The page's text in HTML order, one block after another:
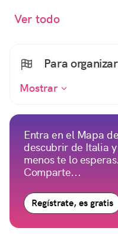
Ver todo
Para
Mostrar
Entra en el Mapa
descubrir de Italia
menos te lo
Comparte...
Regístrate, es gratis